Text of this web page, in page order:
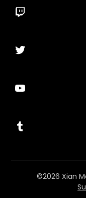
Twitch
Twitter
YouTube
Tumblr
©2026 Xian